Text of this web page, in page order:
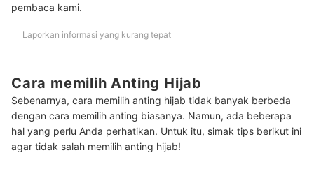
pembaca kami.
Laporkan informasi yang kurang tepat
Cara memilih Anting Hijab
Sebenarnya, cara memilih anting hijab tidak banyak berbeda
dengan cara memilih anting biasanya. Namun, ada beberapa
hal yang perlu Anda perhatikan. Untuk itu, simak tips berikut ini
agar tidak salah memilih anting hijab!